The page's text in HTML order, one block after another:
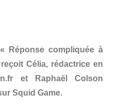
Réponse compliquée à
Célia, rédactrice en
et Raphaël Colson
Squid Game.